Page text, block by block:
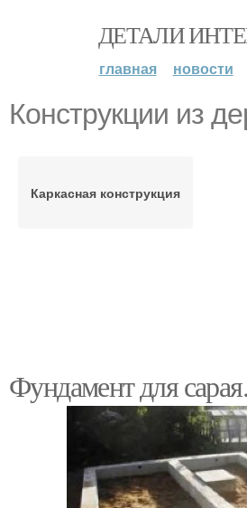
ДЕТАЛИ
главная новости
Конструкции из
Каркасная конструкция
Фундамент для